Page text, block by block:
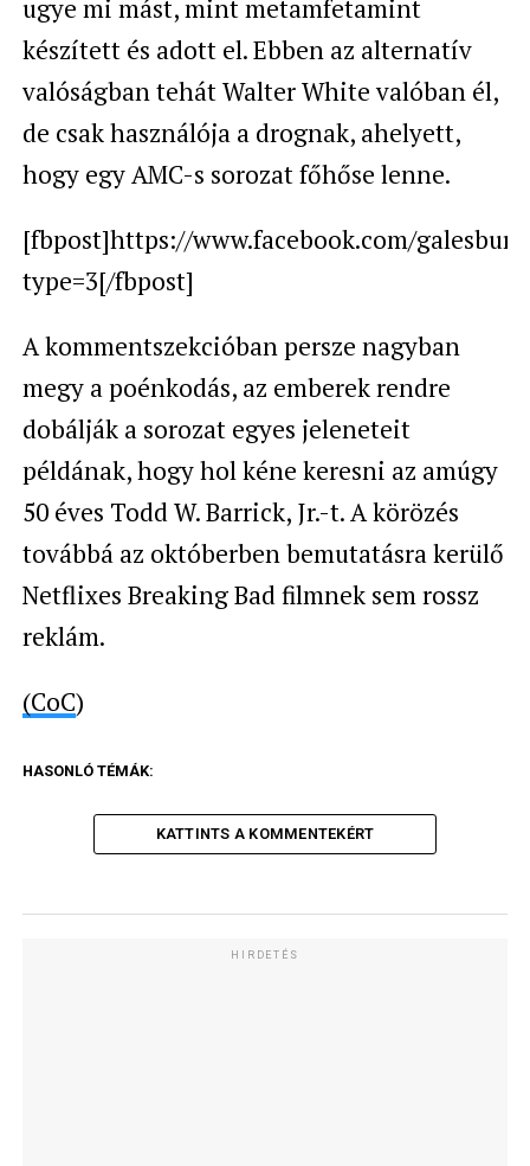
ugye mi mást, mintmetamfetamint
készített és adott el. Ebben az alternatív
valóságban tehát Walter White valóban él,
de csak használója a drognak, ahelyett,
hogy egy AMC-s sorozat főhőse lenne.
[fbpost]https://www.facebook.com/
type=3[/fbpost]
A kommentszekcióban persze nagyban
megy a poénkodás, az emberek rendre
dobálják a sorozat egyes jeleneteit
példának, hogy hol kéne keresni az amúgy
50 éves Todd W. Barrick, Jr.-t. A körözés
továbbá az októberben bemutatásra kerülő
Netflixes Breaking Bad filmnek sem rossz
reklám.
(CoC)
HASONLÓ TÉMÁK:
KATTINTS A KOMMENTEKÉRT
HIRDETÉS